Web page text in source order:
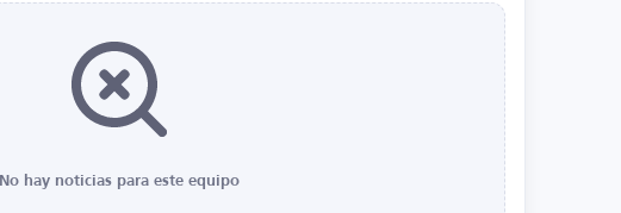
No hay noticias para este equipo